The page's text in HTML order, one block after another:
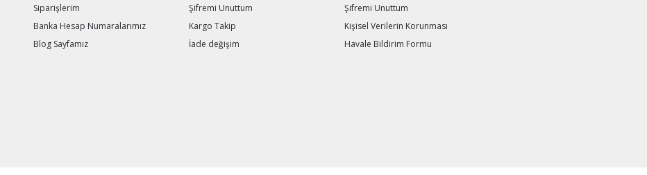
Siparişlerim
Banka Hesap Numaralarımız
Blog Sayfamız
Şifremi Unuttum
Kargo Takip
İade değişim
Şifremi Unuttum
Kişisel Verilerin Korunması
Havale Bildirim Formu